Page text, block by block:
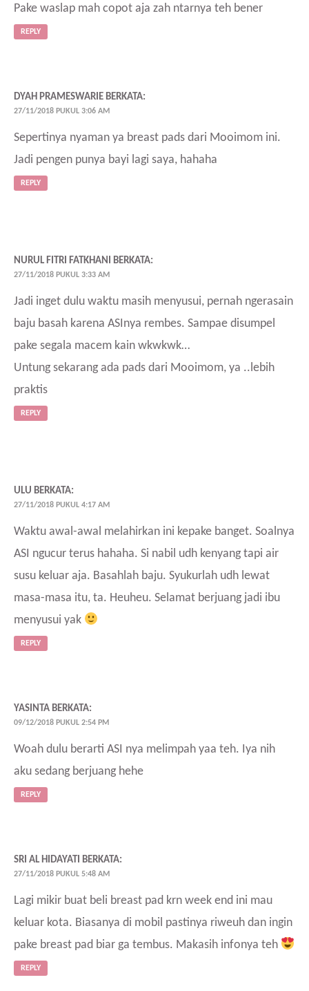
Pake waslap mah copot aja zah ntarnya teh bener
REPLY
DYAH PRAMESWARIE BERKATA:
27/11/2018 PUKUL 3:06 AM
Sepertinya nyaman ya breast pads dari Mooimom ini.
Jadi pengen punya bayi lagi saya, hahaha
REPLY
NURUL FITRI FATKHANI BERKATA:
27/11/2018 PUKUL 3:33 AM
Jadi inget dulu waktu masih menyusui, pernah ngerasain
baju basah karena ASInya rembes. Sampae disumpel
pake segala macem kain wkwkwk…
Untung sekarang ada pads dari Mooimom, ya ..lebih
praktis
REPLY
ULU BERKATA:
27/11/2018 PUKUL 4:17 AM
Waktu awal-awal melahirkan ini kepake banget. Soalnya
ASI ngucur terus hahaha. Si nabil udh kenyang tapi air
susu keluar aja. Basahlah baju. Syukurlah udh lewat
masa-masa itu, ta. Heuheu. Selamat berjuang jadi ibu
menyusui yak
REPLY
YASINTA BERKATA:
09/12/2018 PUKUL 2:54 PM
Woah dulu berarti ASI nya melimpah yaa teh. Iya nih
aku sedang berjuang hehe
REPLY
SRI AL HIDAYATI BERKATA:
27/11/2018 PUKUL 5:48 AM
Lagi mikir buat beli breast pad krn week end ini mau
keluar kota. Biasanya di mobil pastinya riweuh dan ingin
pake breast pad biar ga tembus. Makasih infonya teh
REPLY